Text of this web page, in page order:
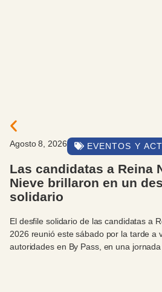
Agosto 8, 2026 EVENTOS Y
Las candidatas a Reina
Nieve brillaron en un
solidario
El desfile solidario de las candidatas a
2026 reunió este sábado por la tarde a
autoridades en By Pass, en una jornada